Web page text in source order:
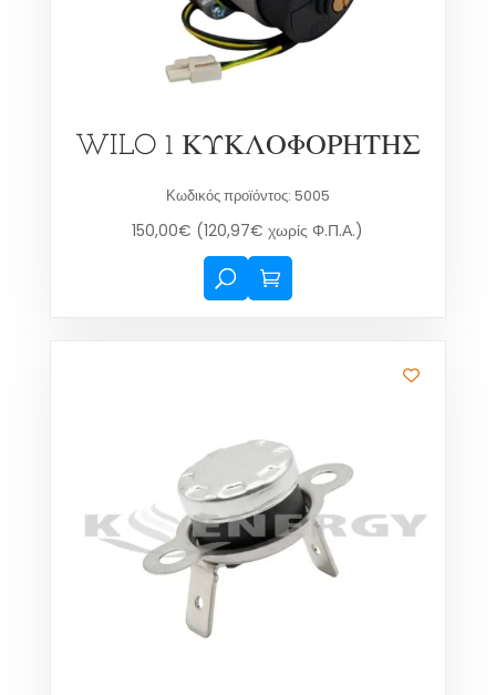
WILO 1 ΚΥΚΛΟΦΟΡΗΤΗΣ
Κωδικός προϊόντος: 5005
150,00€ (120,97€ χωρίς Φ.Π.Α.)